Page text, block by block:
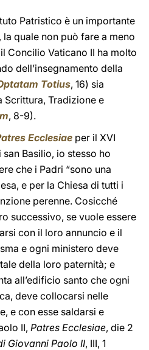
Patristico è un importante
quale non può fare a meno
Concilio Vaticano II ha molto
dell’insegnamento della
Totius, 16) sia
Scrittura, Tradizione e
, 8-9).
Ecclesiae per il XVI
Basilio, io stesso ho
che i Padri “sono una
e per la Chiesa di tutti i
perenne. Cosicché
successivo, se vuole essere
con il loro annuncio e il
e ogni ministero deve
della loro paternità; e
all’edificio santo che ogni
deve collocarsi nelle
e con esse saldarsi e
II, Patres Ecclesiae, die 2
Giovanni Paolo II, III, 1